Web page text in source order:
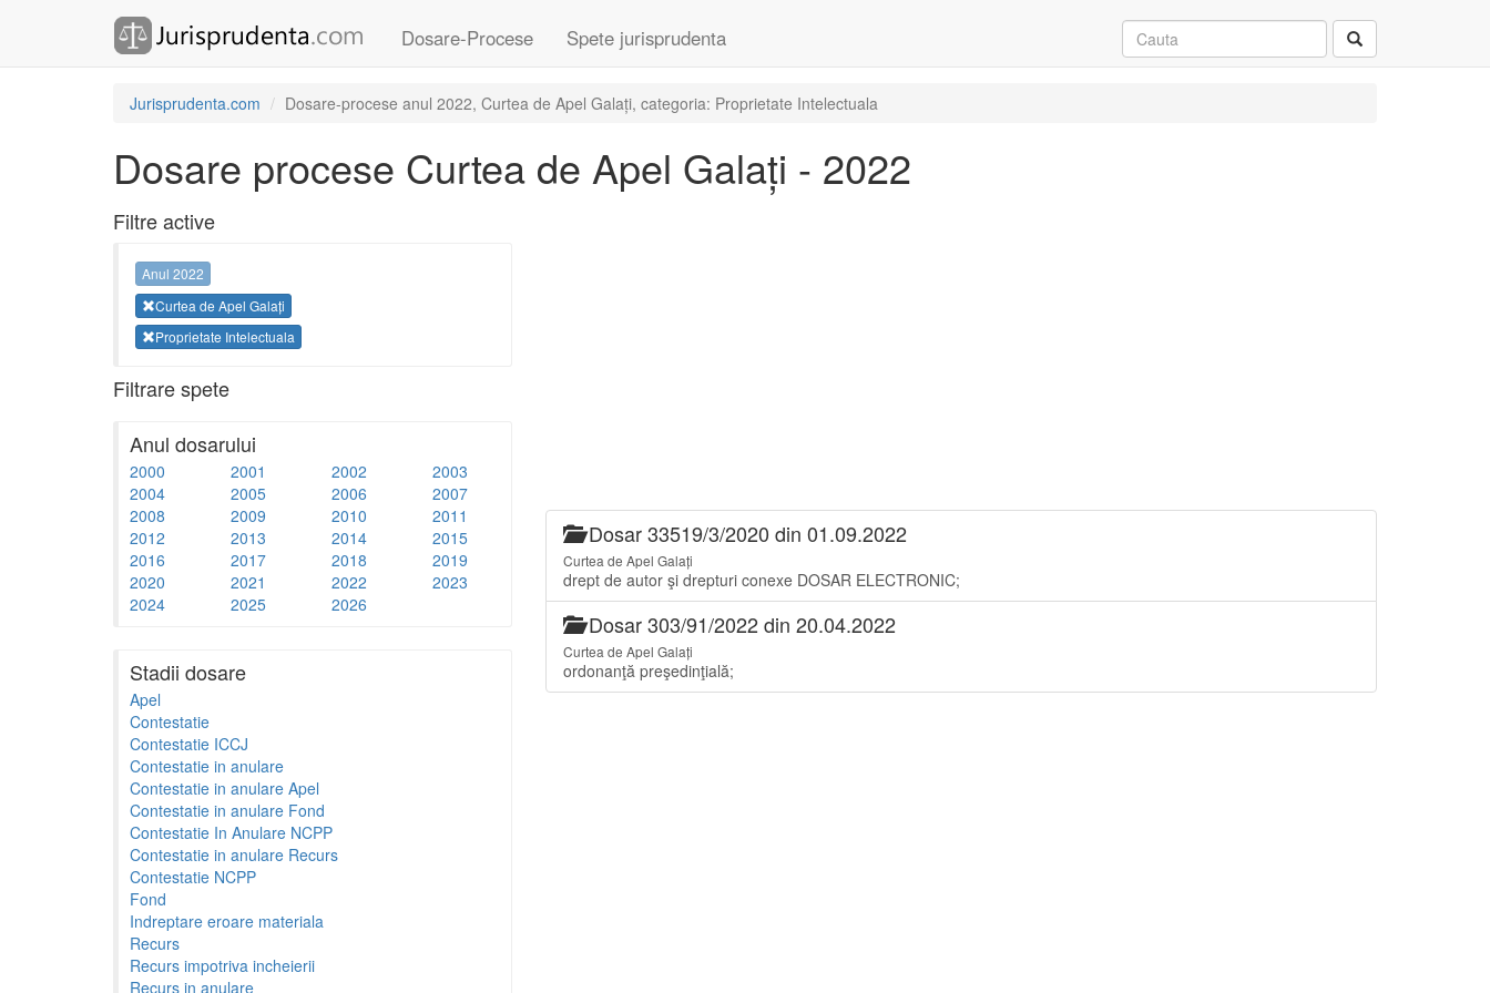
Dosare-Procese Spete jurisprudenta
Jurisprudenta.com Dosare-procese anul 2022, Curtea de Apel Galați, categoria: Proprietate Intelectuala
Dosare procese Curtea de Apel Galați - 2022
Filtre active
Anul 2022
Curtea de Apel Galați
Proprietate Intelectuala
Filtrare spete
Anul dosarului
2000 2001 2002
2003
2004
2005 2006
2007
2008
2009 2010
2011
2012
2013 2014
2015
2016
2017 2018
2019
2020
2021 2022
2023
2024
2025 2026
Stadii dosare
Apel
Contestatie
Contestatie ICCJ
Contestatie in anulare
Contestatie in anulare Apel
Contestatie in anulare Fond
Contestatie In Anulare NCPP
Contestatie in anulare Recurs
Contestatie NCPP
Fond
Indreptare eroare materiala
Recurs
Recurs impotriva incheierii
Recurs in anulare
Dosar 33519/3/2020 din 01.09.2022
Curtea de Apel Galați
drept de autor şi drepturi conexe DOSAR ELECTRONIC;
Dosar 303/91/2022 din 20.04.2022
Curtea de Apel Galați
ordonanţă preşedinţială;